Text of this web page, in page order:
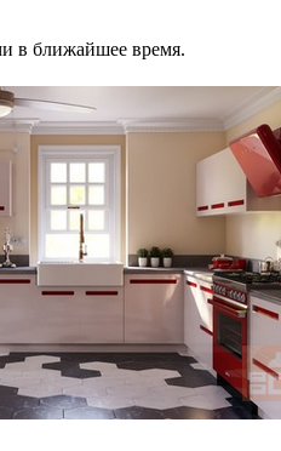
в ближайшее время.